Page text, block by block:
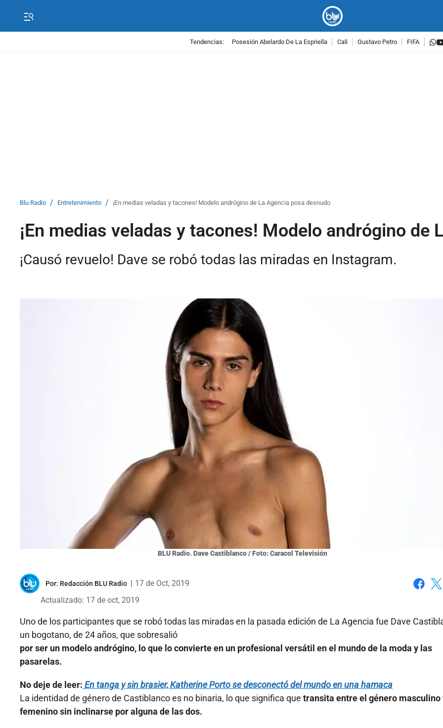
Tendencias: Posesión Abelardo De La Espriella Cali Gustavo Petro FIFA
Blu Radio / Entretenimiento / ¡En medias veladas y tacones! Modelo andrógino de La Agencia posa desnudo
¡En medias veladas y tacones! Modelo andrógino de
¡Causó revuelo! Dave se robó todas las miradas en Instagram.
BLU Radio. Dave Castiblanco / Foto: Caracol Televisión
Por: Redacción BLU Radio
17 de Oct, 2019
Actualizado: 17 de oct, 2019
Uno de los participantes que se robó todas las miradas en la pasada edición de La Agencia fue Dave
un bogotano, de 24 años, que sobresalió
por ser un modelo andrógino, lo que lo convierte en un profesional versátil en el mundo de la moda y las
pasarelas.
No deje de leer: En tanga y sin brasier, Katherine Porto se desconectó del mundo en una hamaca
La identidad de género de Castiblanco es no binaria, lo que significa que transita entre el género masculino
femenino sin inclinarse por alguna de las dos.